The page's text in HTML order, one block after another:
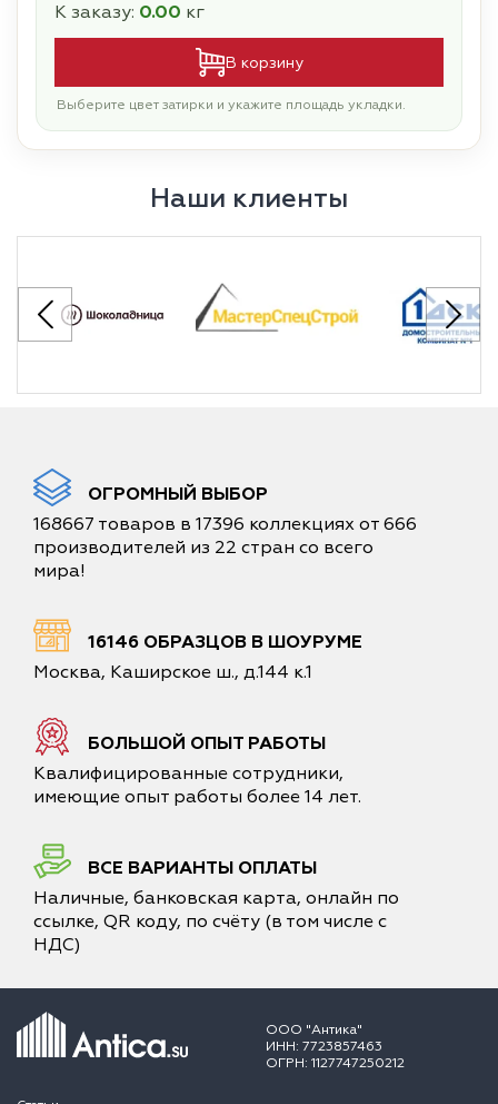
К заказу: 0.00 кг
В корзину
Выберите цвет затирки и укажите площадь укладки.
Наши клиенты
ОГРОМНЫЙ ВЫБОР
168667 товаров в 17396 коллекциях от 666
производителей из 22 стран со всего
мира!
16146 ОБРАЗЦОВ В ШОУРУМЕ
Москва, Каширское ш., д.144 к.1
БОЛЬШОЙ ОПЫТ РАБОТЫ
Квалифицированные сотрудники,
имеющие опыт работы более 14 лет.
ВСЕ ВАРИАНТЫ ОПЛАТЫ
Наличные, банковская карта, онлайн по
ссылке, QR коду, по счёту (в том числе с
НДС)
ООО "Антика"
ИНН: 7723857463
ОГРН: 1127747250212